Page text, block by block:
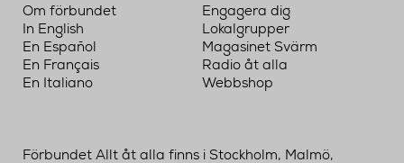
Om förbundet
In English
En Español
En Français
En Italiano
Engagera dig
Lokalgrupper
Magasinet Svärm
Radio åt alla
Webbshop
Förbundet Allt åt alla finns i Stockholm, Malmö,